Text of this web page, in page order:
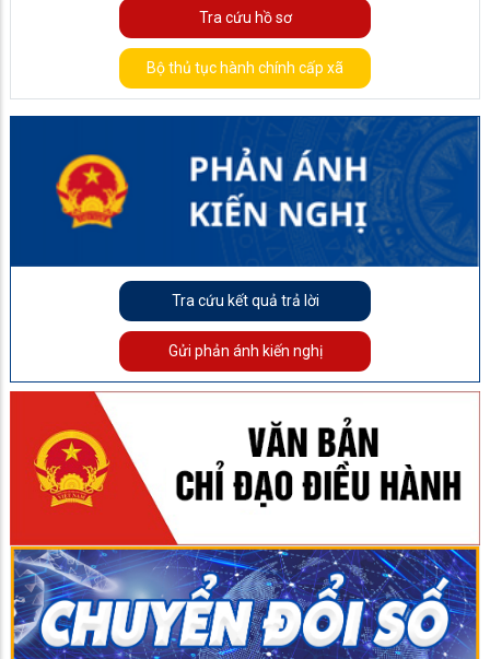
Tra cứu hồ sơ
Bộ thủ tục hành chính cấp xã
Tra cứu kết quả trả lời
Gửi phản ánh kiến nghị